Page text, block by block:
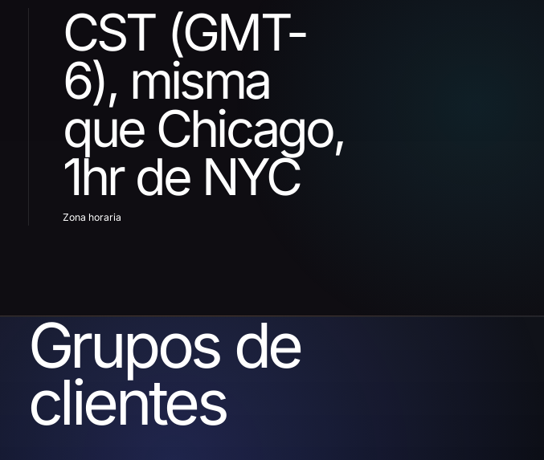
CST (GMT-
6), misma
que Chicago,
1hr de NYC
Zona horaria
Grupos de
clientes